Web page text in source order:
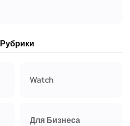
Рубрики
Watch
Для Бизнеса